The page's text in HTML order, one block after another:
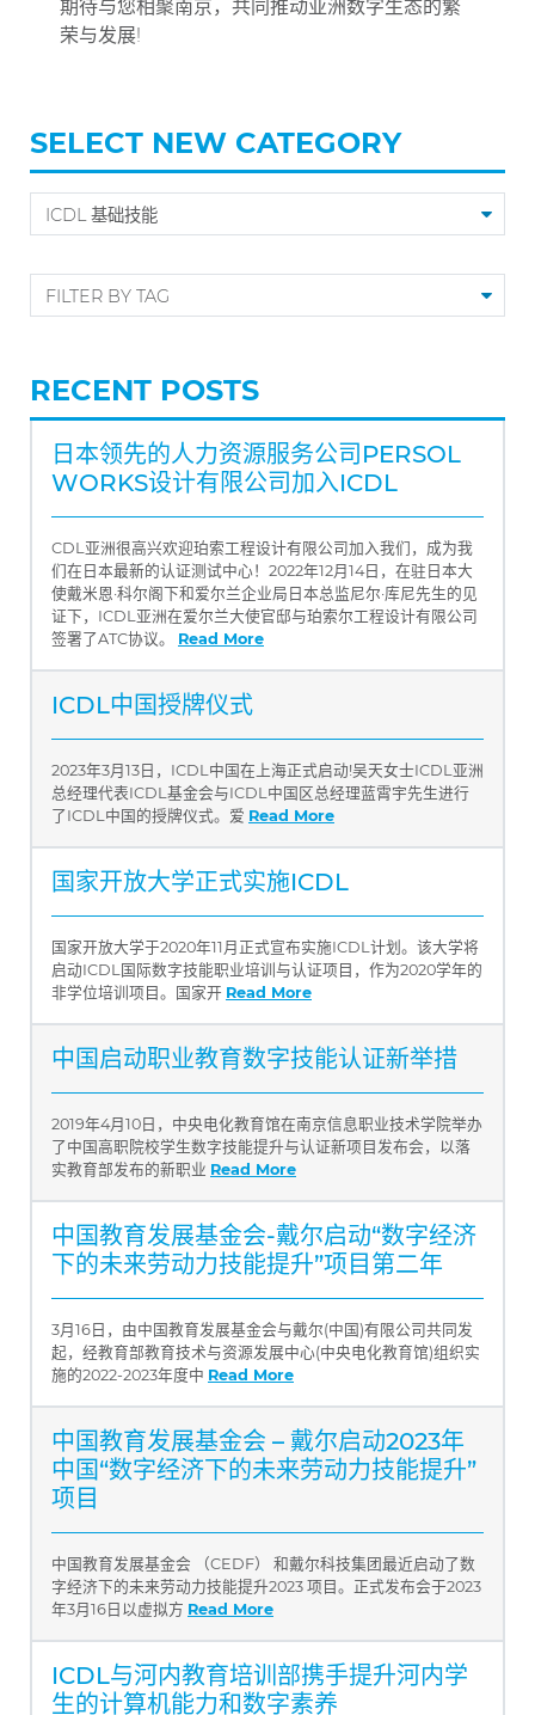
期待与您相聚南京，共同推动亚洲数字生态的繁
荣与发展!
SELECT NEW CATEGORY
RECENT POSTS
日本领先的人力资源服务公司PERSOL
WORKS设计有限公司加入ICDL
CDL亚洲很高兴欢迎珀索工程设计有限公司加入我们，成为我
们在日本最新的认证测试中心！2022年12月14日，在驻日本大
使戴米恩·科尔阁下和爱尔兰企业局日本总监尼尔·库尼先生的见
证下，ICDL亚洲在爱尔兰大使官邸与珀索尔工程设计有限公司
签署了ATC协议。 Read More
ICDL中国授牌仪式
2023年3月13日，ICDL中国在上海正式启动!吴天女士ICDL亚洲
总经理代表ICDL基金会与ICDL中国区总经理蓝霄宇先生进行
了ICDL中国的授牌仪式。爱 Read More
国家开放大学正式实施ICDL
国家开放大学于2020年11月正式宣布实施ICDL计划。该大学将
启动ICDL国际数字技能职业培训与认证项目，作为2020学年的
非学位培训项目。国家开 Read More
中国启动职业教育数字技能认证新举措
2019年4月10日，中央电化教育馆在南京信息职业技术学院举办
了中国高职院校学生数字技能提升与认证新项目发布会，以落
实教育部发布的新职业 Read More
中国教育发展基金会-戴尔启动“数字经济
下的未来劳动力技能提升”项目第二年
3月16日，由中国教育发展基金会与戴尔(中国)有限公司共同发
起，经教育部教育技术与资源发展中心(中央电化教育馆)组织实
施的2022-2023年度中 Read More
中国教育发展基金会 – 戴尔启动2023年
中国“数字经济下的未来劳动力技能提升”
项目
中国教育发展基金会 （CEDF） 和戴尔科技集团最近启动了数
字经济下的未来劳动力技能提升2023 项目。正式发布会于2023
年3月16日以虚拟方 Read More
ICDL与河内教育培训部携手提升河内学
生的计算机能力和数字素养